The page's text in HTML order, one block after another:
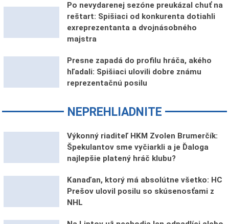
Po nevydarenej sezóne preukázal chuť na
reštart: Spišiaci od konkurenta dotiahli
exreprezentanta a dvojnásobného
majstra
Presne zapadá do profilu hráča, akého
hľadali: Spišiaci ulovili dobre známu
reprezentačnú posilu
NEPREHLIADNITE
Výkonný riaditeľ HKM Zvolen Brumerčík:
Špekulantov sme vyčiarkli a je Ďaloga
najlepšie platený hráč klubu?
Kanaďan, ktorý má absolútne všetko: HC
Prešov ulovil posilu so skúsenosťami z
NHL